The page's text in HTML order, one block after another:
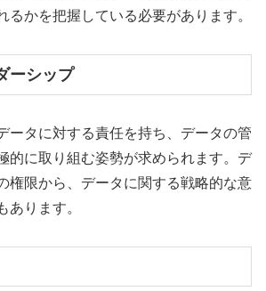
るかを把握している必要があります。
ーシップ
ータに対する責任を持ち、データの管
的に取り組む姿勢が求められます。デ
権限から、データに関する戦略的な意
あります。